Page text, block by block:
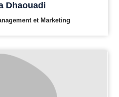
Dhaouadi
et Marketing